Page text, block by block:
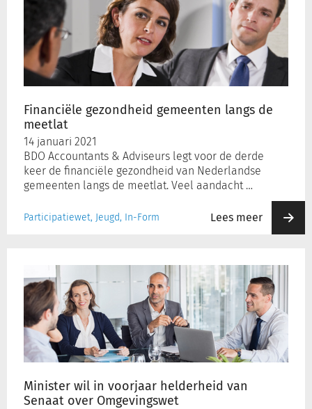
Financiële gezondheid gemeenten langs de
meetlat
14 januari 2021
BDO Accountants & Adviseurs legt voor de derde
keer de financiële gezondheid van Nederlandse
gemeenten langs de meetlat. Veel aandacht …
Participatiewet, Jeugd, In-Form Lees meer
gemeenten
langs
meetlat
Minister wil in voorjaar helderheid van
Senaat over Omgevingswet
voorjaar
helderheid
van
Senaat
over
Omgevingswet